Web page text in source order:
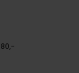
80,-